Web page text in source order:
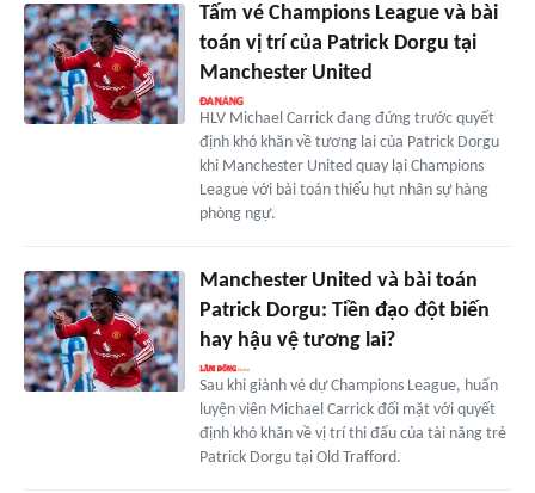
Tấm vé Champions League và bài
toán vị trí của Patrick Dorgu tại
Manchester United
HLV Michael Carrick đang đứng trước quyết
định khó khăn về tương lai của Patrick Dorgu
khi Manchester United quay lại Champions
League với bài toán thiếu hụt nhân sự hàng
phòng ngự.
Manchester United và bài toán
Patrick Dorgu: Tiền đạo đột biến
hay hậu vệ tương lai?
Sau khi giành vé dự Champions League, huấn
luyện viên Michael Carrick đối mặt với quyết
định khó khăn về vị trí thi đấu của tài năng trẻ
Patrick Dorgu tại Old Trafford.